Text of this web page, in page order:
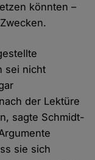
könnten –
sei nicht
der Lektüre
sagte Schmidt-
sie sich